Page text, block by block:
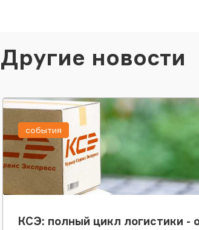
Другие новости
КСЭ: полный цикл логистики -
события